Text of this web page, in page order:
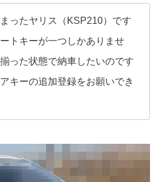
ったヤリス（KSP210）です
トキーが一つしかありませ
った状態で納車したいのです
キーの追加登録をお願いでき